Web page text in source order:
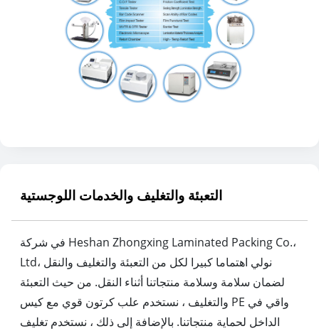
التعبئة والتغليف والخدمات اللوجستية
في شركة Heshan Zhongxing Laminated Packing Co.،
Ltd، نولي اهتماما كبيرا لكل من التعبئة والتغليف والنقل
لضمان سلامة وسلامة منتجاتنا أثناء النقل. من حيث التعبئة
والتغليف ، نستخدم علب كرتون قوي مع كيس PE واقي في
الداخل لحماية منتجاتنا. بالإضافة إلى ذلك ، نستخدم تغليف